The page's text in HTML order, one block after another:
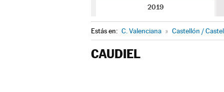
2019
Estás en: C. Valenciana » Castellón /
CAUDIEL